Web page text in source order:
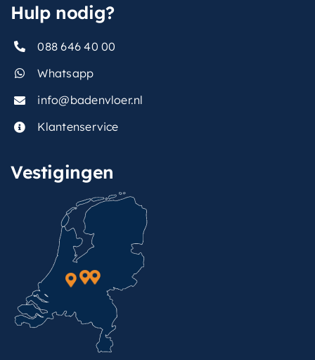
Hulp nodig?
088 646 40 00
Whatsapp
info@badenvloer.nl
Klantenservice
Vestigingen